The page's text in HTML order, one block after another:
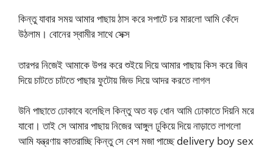
কিন্তু যাবার সময় আমার পাছায় ঠাস করে সপাটে চর মারলো আমি কেঁদে
উঠলাম। বোনের স্বামীর সাথে সেক্স
তারপর নিজেই আমাকে উপর করে শুইয়ে দিয়ে আমার পাছায় কিস করে জিব
দিয়ে চাটতে চাটতে পাছার ফুটোয় জিভ দিয়ে আদর করতে লাগল
উনি পাছাতে ঢোকাবে বলেছিল কিন্তু অত বড় ধোন আমি ঢোকাতে দিয়নি মরে
যাবো। তাই সে আমার পাছায় নিজের আঙ্গুল ঢুকিয়ে দিয়ে নাড়াতে লাগলো
আমি যন্ত্রণায় কাতরাচ্ছি কিন্তু সে বেশ মজা পাচ্ছে delivery boy sex